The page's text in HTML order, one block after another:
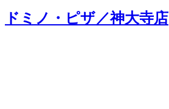
ドミノ・ピザ／神大寺店